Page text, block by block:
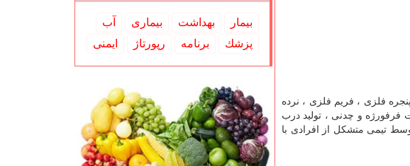
فلزی ، فریم فلزی ، نرده
فرفورژه و چدنی ، تولید درب
تیمی متشکل از افرادی با
بیمار بهداشت بیماری
آب
پزشك
برنامه رپورتاژ ایمنی